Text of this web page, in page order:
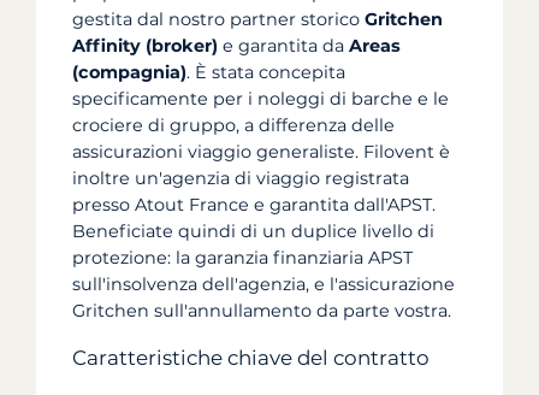
gestita dal nostro partner storico Gritchen
Affinity (broker) e garantita da Areas
(compagnia). È stata concepita
specificamente per i noleggi di barche e le
crociere di gruppo, a differenza delle
assicurazioni viaggio generaliste. Filovent è
inoltre un'agenzia di viaggio registrata
presso Atout France e garantita dall'APST.
Beneficiate quindi di un duplice livello di
protezione: la garanzia finanziaria APST
sull'insolvenza dell'agenzia, e l'assicurazione
Gritchen sull'annullamento da parte vostra.
Caratteristiche chiave del contratto